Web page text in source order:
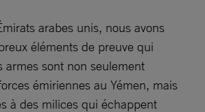
arabes unis, nous avons
éléments de preuve qui
armes sont non seulement
émiriennes au Yémen, mais
à des milices qui échappent